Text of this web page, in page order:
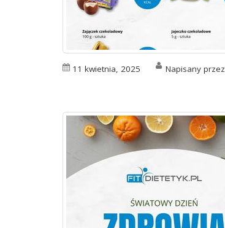
11 kwietnia, 2025 Napisany przez